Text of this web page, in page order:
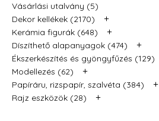
Vásárlási utalvány (5)
Dekor kellékek (2170)
+
Kerámia figurák (648) +
Díszíthető alapanyagok (474) +
Ékszerkészítés és gyöngyfűzés (129)
Modellezés (62) +
Papíráru, rizspapír, szalvéta (384) +
Rajz eszközök (28) +